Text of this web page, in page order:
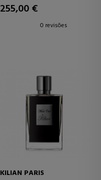
255,00 €
0 revisões
KILIAN PARIS